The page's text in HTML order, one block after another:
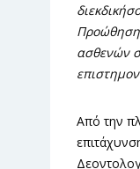
Προώθηση
ασθενών
Από την